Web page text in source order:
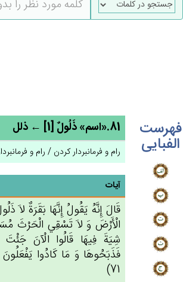
فهرست
الفبایی
81.«اسم» ذَلُول‌ٌ [1] ← ذلل
رام و فرمانبردار کردن / رام و
آیات
قَال‌َ إِنَّه‌ُ يَقُول‌ُ إِنَّهَا بَقَرَة‌ٌ لاَ
الْأَرْض‌َ وَ لاَ تَسْقِي‌ الْحَرْث‌َ
شِيَة‌َ فِيهَا قَالُوا الْآن‌َ جَئْت‌َ
فَذَبَحُوهَا وَ مَا كَادُوا
71)